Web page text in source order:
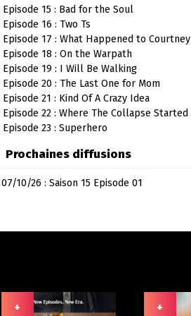
Episode 15 : Bad for the Soul
Episode 16 : Two Ts
Episode 17 : What Happened to Courtney
Episode 18 : On the Warpath
Episode 19 : I Will Be Walking
Episode 20 : The Last One for Mom
Episode 21 : Kind Of A Crazy Idea
Episode 22 : Where The Collapse Started
Episode 23 : Superhero
Prochaines diffusions
07/10/26 : Saison 15 Episode 01
+ +